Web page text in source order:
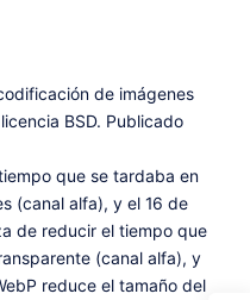
de imágenes
BSD. Publicado
que se tardaba en
(canal alfa), y el 16 de
de reducir el tiempo que
(canal alfa), y
reduce el tamaño del